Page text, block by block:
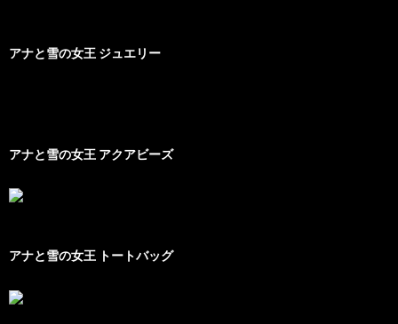
アナと雪の女王 ジュエリー
アナと雪の女王 アクアビーズ
アナと雪の女王 トートバッグ